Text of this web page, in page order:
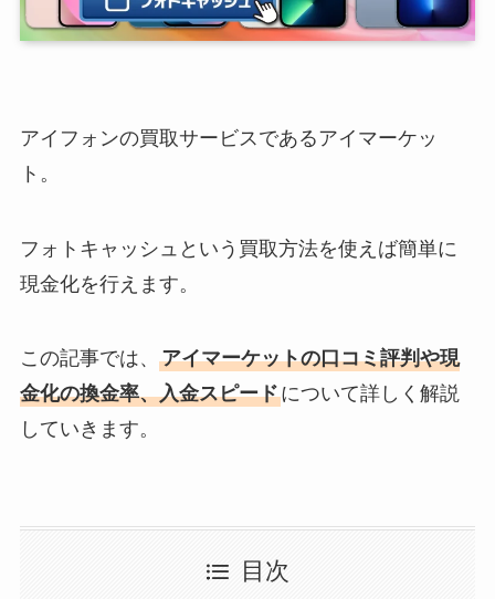
アイフォンの買取サービスであるアイマーケッ
ト。
フォトキャッシュという買取方法を使えば簡単に
現金化を行えます。
この記事では、 アイマーケットの口コミ評判や現
金化の換金率、入金スピードについて詳しく解説
していきます。
目次